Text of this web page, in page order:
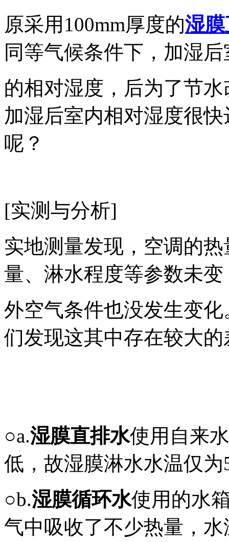
原采用100mm厚度的湿
同等气候条件下，加湿
的相对湿度，后为了节水
加湿后室内相对湿度很
呢？
[实测与分析]
实地测量发现，空调的
量、淋水程度等参数未变
外空气条件也没发生变
们发现这其中存在较大的
○a.湿膜直排水使用自来
低，故湿膜淋水水温仅
○b.湿膜循环水使用的水
气中吸收了不少热量，